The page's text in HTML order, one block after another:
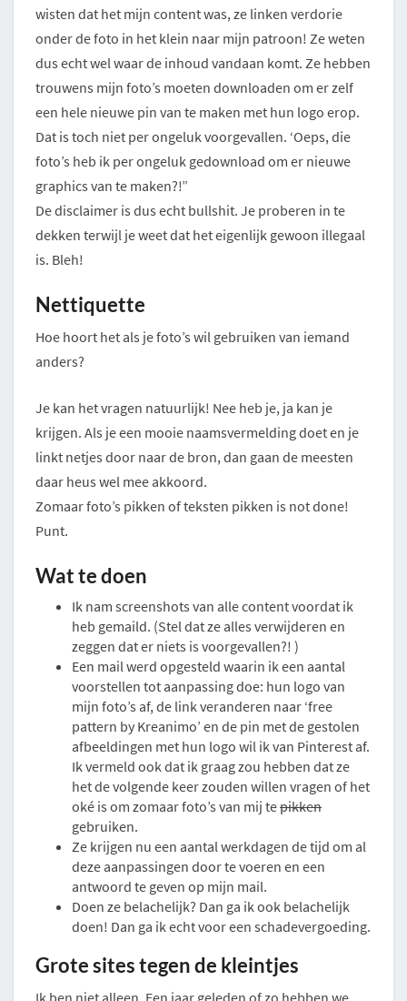
wisten dat het mijn content was, ze linken verdorie
onder de foto in het klein naar mijn patroon! Ze weten
dus echt wel waar de inhoud vandaan komt. Ze hebben
trouwens mijn foto’s moeten downloaden om er zelf
een hele nieuwe pin van te maken met hun logo erop.
Dat is toch niet per ongeluk voorgevallen. ‘Oeps, die
foto’s heb ik per ongeluk gedownload om er nieuwe
graphics van te maken?!”
De disclaimer is dus echt bullshit. Je proberen in te
dekken terwijl je weet dat het eigenlijk gewoon illegaal
is. Bleh!
Nettiquette
Hoe hoort het als je foto’s wil gebruiken van iemand
anders?
Je kan het vragen natuurlijk! Nee heb je, ja kan je
krijgen. Als je een mooie naamsvermelding doet en je
linkt netjes door naar de bron, dan gaan de meesten
daar heus wel mee akkoord.
Zomaar foto’s pikken of teksten pikken is not done!
Punt.
Wat te doen
Ik nam screenshots van alle content voordat ik
heb gemaild. (Stel dat ze alles verwijderen en
zeggen dat er niets is voorgevallen?! )
Een mail werd opgesteld waarin ik een aantal
voorstellen tot aanpassing doe: hun logo van
mijn foto’s af, de link veranderen naar ‘free
pattern by Kreanimo’ en de pin met de gestolen
afbeeldingen met hun logo wil ik van Pinterest af.
Ik vermeld ook dat ik graag zou hebben dat ze
het de volgende keer zouden willen vragen of het
oké is om zomaar foto’s van mij tepikken
gebruiken.
Ze krijgen nu een aantal werkdagen de tijd om al
deze aanpassingen door te voeren en een
antwoord te geven op mijn mail.
Doen ze belachelijk? Dan ga ik ook belachelijk
doen! Dan ga ik echt voor een schadevergoeding.
Grote sites tegen de kleintjes